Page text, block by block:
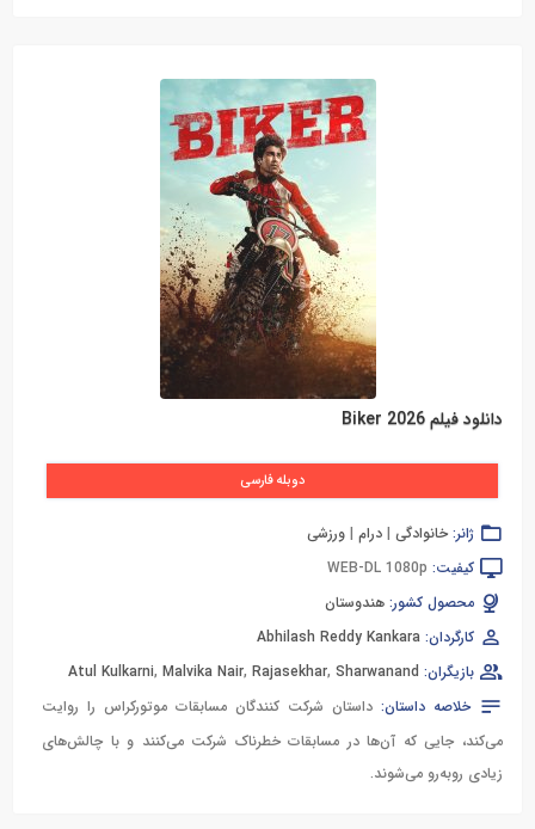
دانلود فیلم Biker 2026
دوبله فارسی
ژانر: خانوادگی | درام | ورزشی
کیفیت: WEB-DL 1080p
محصول کشور: هندوستان
کارگردان: Abhilash Reddy Kankara
بازیگران:
Atul Kulkarni, Malvika Nair, Rajasekhar, Sharwanand
خلاصه داستان: داستان شرکت کنندگان مسابقات موتورکراس را روایت
می‌کند، جایی که آن‌ها در مسابقات خطرناک شرکت می‌کنند و با چالش‌های
زیادی روبه‌رو می‌شوند.